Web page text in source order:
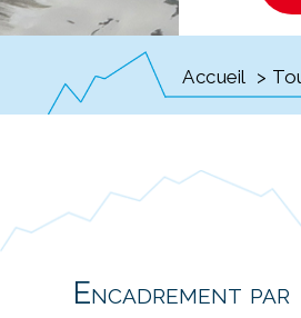
Accueil >
Encadrement par